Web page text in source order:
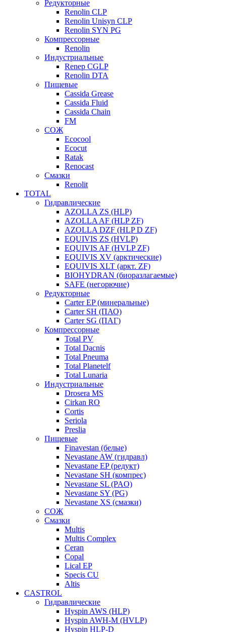
Редукторные
Renolin CLP
Renolin Unisyn CLP
Renolin SYN PG
Компрессорные
Renolin
Индустриальные
Renep CGLP
Renolin DTA
Пищевые
Cassida Grease
Cassida Fluid
Cassida Chain
FM
СОЖ
Ecocool
Ecocut
Ratak
Renocast
Смазки
Renolit
TOTAL
Гидравлические
AZOLLA ZS (HLP)
AZOLLA AF (HLP ZF)
AZOLLA DZF (HLP D ZF)
EQUIVIS ZS (HVLP)
EQUIVIS AF (HVLP ZF)
EQUIVIS XV (арктические)
EQUIVIS XLT (аркт. ZF)
BIOHYDRAN (биоразлагаемые)
SAFE (негорючие)
Редукторные
Carter EP (минеральные)
Carter SH (ПАО)
Carter SG (ПАГ)
Компрессорные
Total PV
Total Dacnis
Total Pneuma
Total Planetelf
Total Lunaria
Индустриальные
Drosera MS
Cirkan RO
Cortis
Seriola
Preslia
Пищевые
Finavestan (белые)
Nevastane AW (гидравл)
Nevastane EP (редукт)
Nevastane SH (компрес)
Nevastane SL (PAO)
Nevastane SY (PG)
Nevastane XS (смазки)
СОЖ
Смазки
Multis
Multis Complex
Ceran
Copal
Lical EP
Specis CU
Altis
CASTROL
Гидравлические
Hyspin AWS (HLP)
Hyspin AWH-M (HVLP)
Hyspin HLP-D